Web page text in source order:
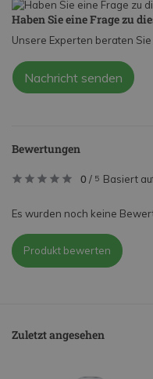
Haben Sie eine Frage zu
Unsere Experten beraten
Nachricht senden
Bewertungen
0 / 5 Basiert
Es wurden noch keine
Produkt bewerten
Zuletzt angesehen